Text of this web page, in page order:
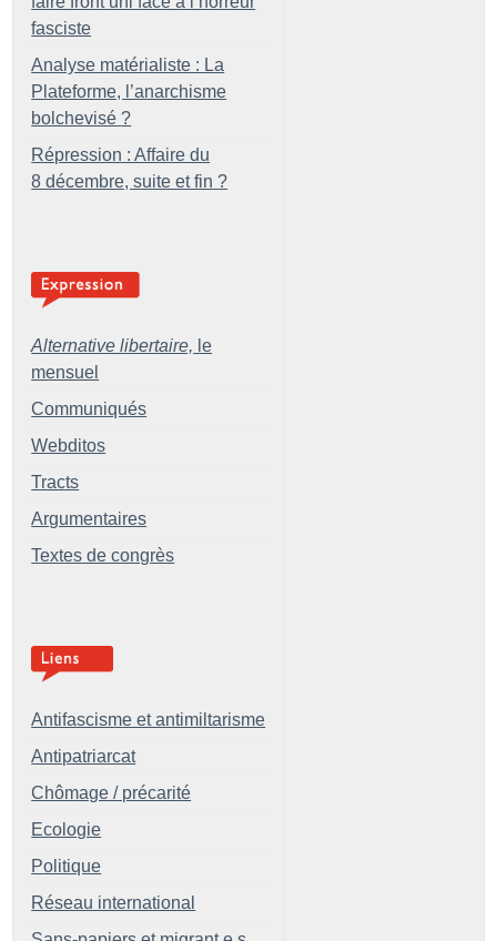
fasciste
Analyse matérialiste : La
Plateforme, l’anarchisme
bolchevisé ?
Répression : Affaire du
8 décembre, suite et fin ?
Alternative libertaire, le
mensuel
Communiqués
Webditos
Tracts
Argumentaires
Textes de congrès
Antifascisme et antimiltarisme
Antipatriarcat
Chômage / précarité
Ecologie
Politique
Réseau international